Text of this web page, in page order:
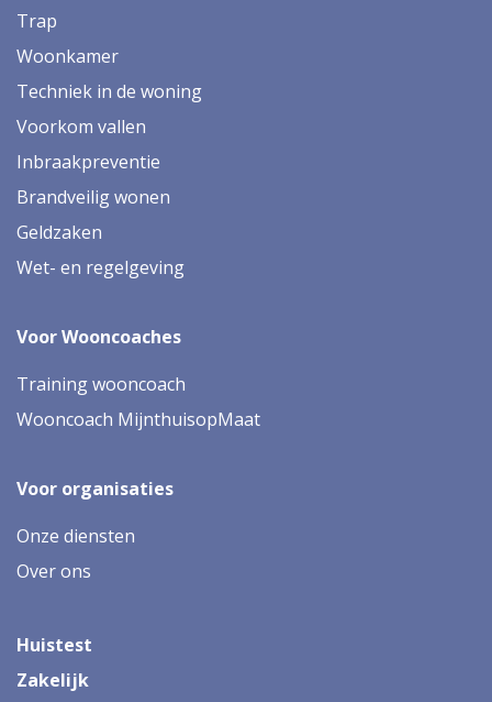
Trap
Woonkamer
Techniek in de woning
Voorkom vallen
Inbraakpreventie
Brandveilig wonen
Geldzaken
Wet- en regelgeving
Voor Wooncoaches
Training wooncoach
Wooncoach MijnthuisopMaat
Voor organisaties
Onze diensten
Over ons
Huistest
Zakelijk